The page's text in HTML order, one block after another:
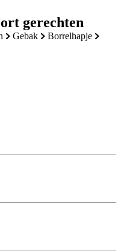
gerechten
gebak
borrelhapje